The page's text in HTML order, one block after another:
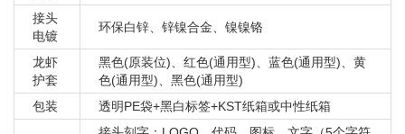
接头
电镀
环保白锌、锌镍合金、镍镍铬
龙虾
护套
黑色(原装位)、红色(通用型)、蓝色(通用型)、黄
色(通用型)、黑色(通用型)
包装
透明PE袋+黑白标签+KST纸箱或中性纸箱